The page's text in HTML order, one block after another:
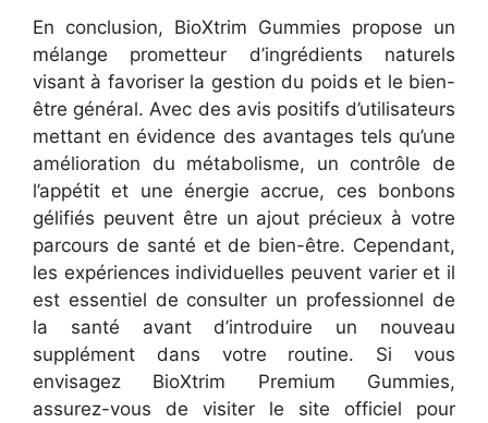
En conclusion, BioXtrim Gummies propose un
mélange prometteur d’ingrédients naturels
visant à favoriser la gestion du poids et le bien-
être général. Avec des avis positifs d’utilisateurs
mettant en évidence des avantages tels qu’une
amélioration du métabolisme, un contrôle de
l’appétit et une énergie accrue, ces bonbons
gélifiés peuvent être un ajout précieux à votre
parcours de santé et de bien-être. Cependant,
les expériences individuelles peuvent varier et il
est essentiel de consulter un professionnel de
la santé avant d’introduire un nouveau
supplément dans votre routine. Si vous
envisagez BioXtrim Premium Gummies,
assurez-vous de visiter le site officiel pour